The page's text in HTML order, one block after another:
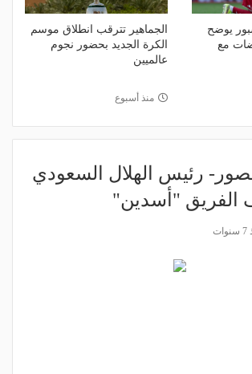
يوضح
مع
الجماهير تترقب انطلاق موسم
الكرة الجديد بحضور نجوم
عالميين
منذ أسبوع
رئيس الهلال السعودي
الفريق "أسدين"